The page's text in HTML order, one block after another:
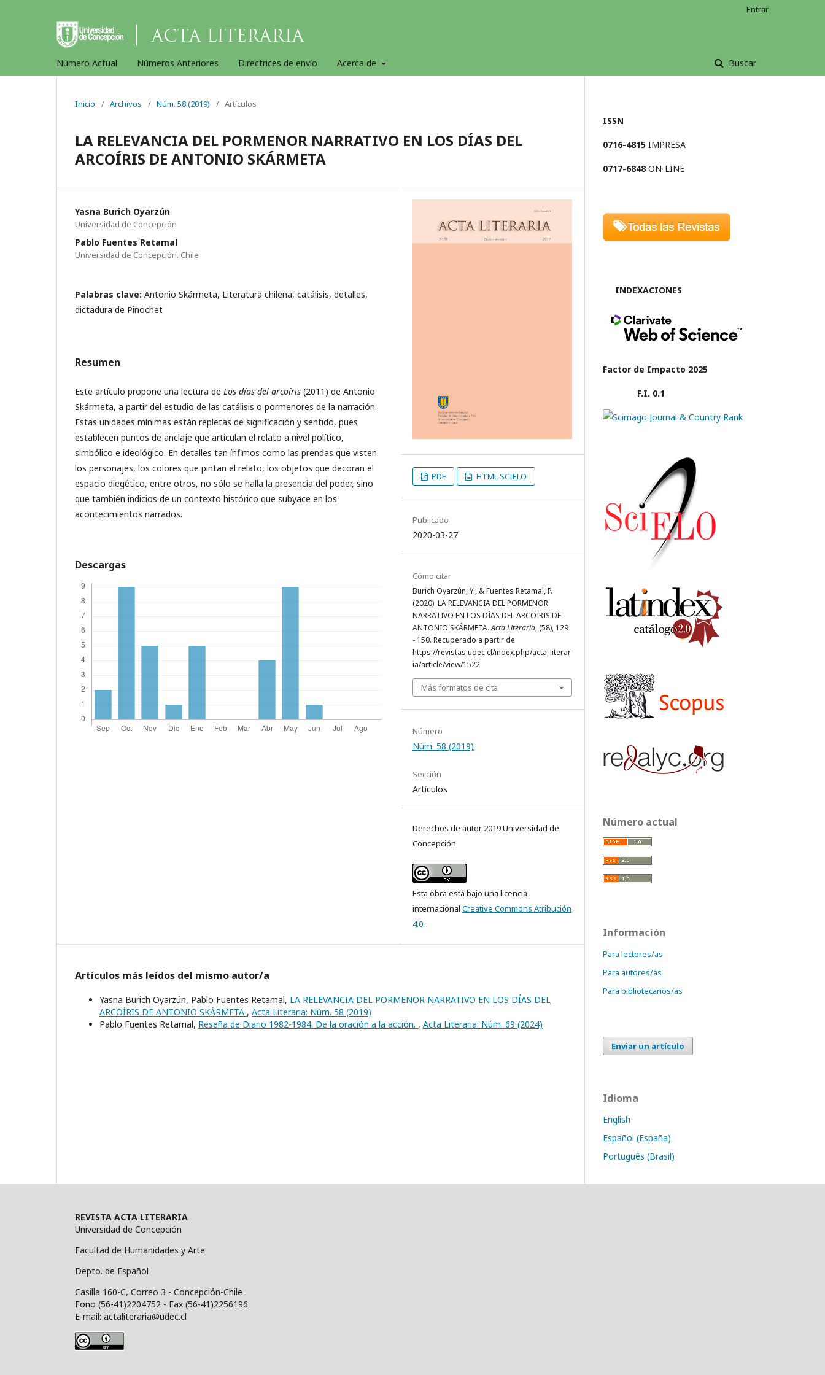
Número Actual Números Anteriores Directrices de envío Acerca de Buscar
Entrar
Inicio / Archivos / Núm. 58 (2019) / Artículos
LA RELEVANCIA DEL PORMENOR NARRATIVO EN LOS DÍAS DEL
ARCOÍRIS DE ANTONIO SKÁRMETA
Yasna Burich Oyarzún
Universidad de Concepción
Pablo Fuentes Retamal
Universidad de Concepción. Chile
Palabras clave: Antonio Skármeta, Literatura chilena, catálisis, detalles,
dictadura de Pinochet
Resumen
Este artículo propone una lectura de Los días del arcoíris (2011) de Antonio
Skármeta, a partir del estudio de las catálisis o pormenores de la narración.
Estas unidades mínimas están repletas de significación y sentido, pues
establecen puntos de anclaje que articulan el relato a nivel político,
simbólico e ideológico. En detalles tan ínfimos como las prendas que visten
los personajes, los colores que pintan el relato, los objetos que decoran el
espacio diegético, entre otros, no sólo se halla la presencia del poder, sino
que también indicios de un contexto histórico que subyace en los
acontecimientos narrados.
Descargas
PDF HTML SCIELO
Publicado
2020-03-27
Cómo citar
Burich Oyarzún, Y., & Fuentes Retamal, P.
(2020). LA RELEVANCIA DEL PORMENOR
NARRATIVO EN LOS DÍAS DEL ARCOÍRIS DE
ANTONIO SKÁRMETA.Acta Literaria, (58), 129
- 150. Recuperado a partir de
https://revistas.udec.cl/index.php/acta_literar
ia/article/view/1522
Más formatos de cita
Número
Núm. 58 (2019)
Sección
Artículos
Derechos de autor 2019 Universidad de
Concepción
Esta obra está bajo una licencia
internacional Creative Commons Atribución
4.0.
Artículos más leídos del mismo autor/a
Yasna Burich Oyarzún, Pablo Fuentes Retamal, LA RELEVANCIA DEL PORMENOR NARRATIVO EN LOS DÍAS DEL
ARCOÍRIS DE ANTONIO SKÁRMETA , Acta Literaria: Núm. 58 (2019)
Pablo Fuentes Retamal, Reseña de Diario 1982-1984. De la oración a la acción. , Acta Literaria: Núm. 69 (2024)
ISSN
0716-4815 IMPRESA
0717-6848ON-LINE
INDEXACIONES
Factor de Impacto 2025
F.I. 0.1
Número actual
Información
Para lectores/as
Para autores/as
Para bibliotecarios/as
Enviar un artículo
Idioma
English
Español (España)
Português (Brasil)
REVISTA ACTA LITERARIA
Universidad de Concepción
Facultad de Humanidades y Arte
Depto. de Español
Casilla 160-C, Correo 3 - Concepción-Chile
Fono (56-41)2204752 - Fax (56-41)2256196
E-mail: actaliteraria@udec.cl